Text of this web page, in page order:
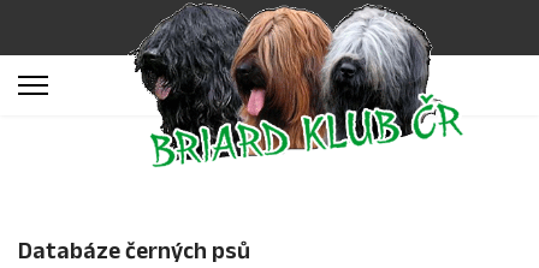
Databáze černých psů